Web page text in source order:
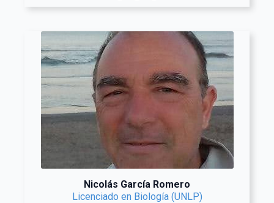
Nicolás García Romero
Licenciado en Biología (UNLP)